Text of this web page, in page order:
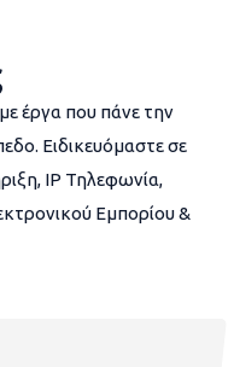
έργα που πάνε την
Ειδικευόμαστε σε
IP Τηλεφωνία,
Εμπορίου &